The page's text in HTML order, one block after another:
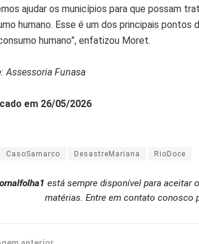
ajudar os municípios para que possam
humano. Esse é um dos principais pontos
humano”, enfatizou Moret.
Assessoria Funasa
em 26/05/2026
CasoSamarco DesastreMariana RioDoce
está sempre disponível para aceitar
matérias. Entre em contato conosco